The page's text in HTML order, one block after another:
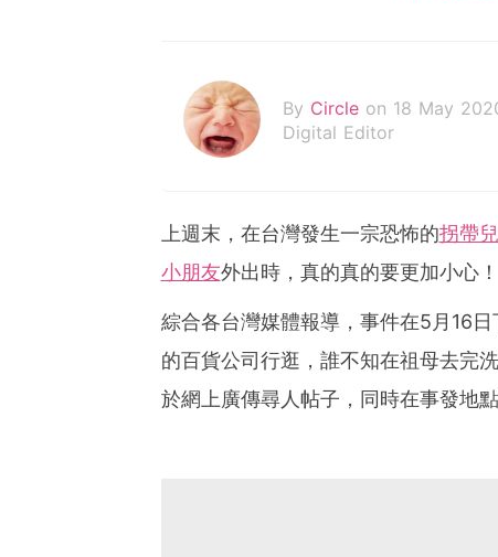
By Circle on 18 May
Digital Editor
上週末，在台灣發生一宗恐怖的拐帶
小朋友外出時，真的真的要更加小心！
綜合各台灣媒體報導，事件在5月16
的百貨公司行逛，誰不知在祖母去完
於網上廣傳尋人帖子，同時在事發地